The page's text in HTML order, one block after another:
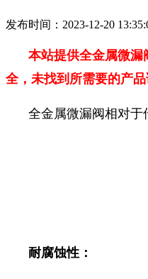
发布时间：2023-12-20
本站提供全金属微
全，未找到所需要的产
全金属微漏阀相对于
耐腐蚀性：